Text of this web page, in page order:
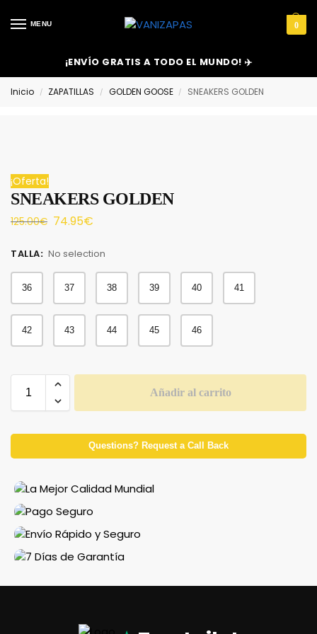
MENU 0
¡ENVÍO GRATIS A TODO EL MUNDO! ✈️
Inicio / ZAPATILLAS / GOLDEN GOOSE / SNEAKERS GOLDEN
¡Oferta!
SNEAKERS GOLDEN
125.00€ 74.95€
TALLA: No selection
36 37 38 39 40 41
42 43 44 45 46
Añadir al carrito
Questions? Request a Call Back